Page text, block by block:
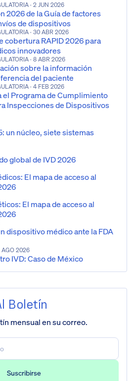
· 2 JUN 2026
2026 de la Guía de factores
de dispositivos
· 30 ABR 2026
cobertura RAPID 2026 para
innovadores
· 8 ABR 2026
sobre la información
del paciente
· 4 FEB 2026
el Programa de Cumplimiento
Inspecciones de Dispositivos
un núcleo, siete sistemas
global de IVD 2026
El mapa de acceso al
El mapa de acceso al
dispositivo médico ante la FDA
AGO 2026
IVD: Caso de México
Boletín
mensual en su correo.